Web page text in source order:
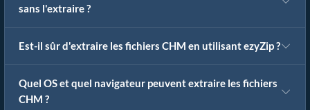
sans l'extraire ?
Est-il sûr d'extraire les fichiers CHM en utilisant ezyZip ?
Quel OS et quel navigateur peuvent extraire les fichiers
CHM ?